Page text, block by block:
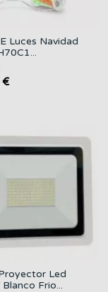
Luces Navidad
€
Led
Frio...